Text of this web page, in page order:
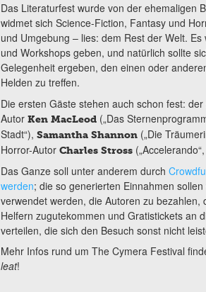
Das Literaturfest wurde von der ehemaligen
widmet sich Science-Fiction, Fantasy und
und Umgebung – lies: dem Rest der Welt. Es
und Workshops geben, und natürlich sollte
Gelegenheit ergeben, den einen oder
Helden zu treffen.
Die ersten Gäste stehen auch schon fest:
Autor Ken MacLeod(„Das
Stadt“), Samantha Shannon(„Die
Horror-Autor Charles Stross(„Accelerando“,
Das Ganze soll unter anderem durch
werden; die so generierten Einnahmen
verwendet werden, die Autoren zu bezahlen,
Helfern zugutekommen und Gratistickets an
verteilen, die sich den Besuch sonst nicht
Mehr Infos rund um The Cymera Festival
leat!